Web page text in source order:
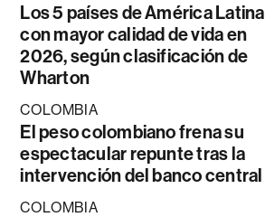
Los 5 países de América Latina
con mayor calidad de vida en
2026, según clasificación de
Wharton
COLOMBIA
El peso colombiano frena su
espectacular repunte tras la
intervención del banco central
COLOMBIA